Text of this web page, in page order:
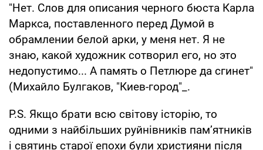
"Нет. Слов для описания черного бюста Карла
Маркса, поставленного перед Думой в
обрамлении белой арки, у меня нет. Я не
знаю, какой художник сотворил его, но это
недопустимо... А память о Петлюре да сгинет"
(Михайло Булгаков, "Киев-город"_.
P.S. Якщо брати всю світову історію, то
одними з найбільших руйнівників пам’ятників
і святинь старої епохи були християни після